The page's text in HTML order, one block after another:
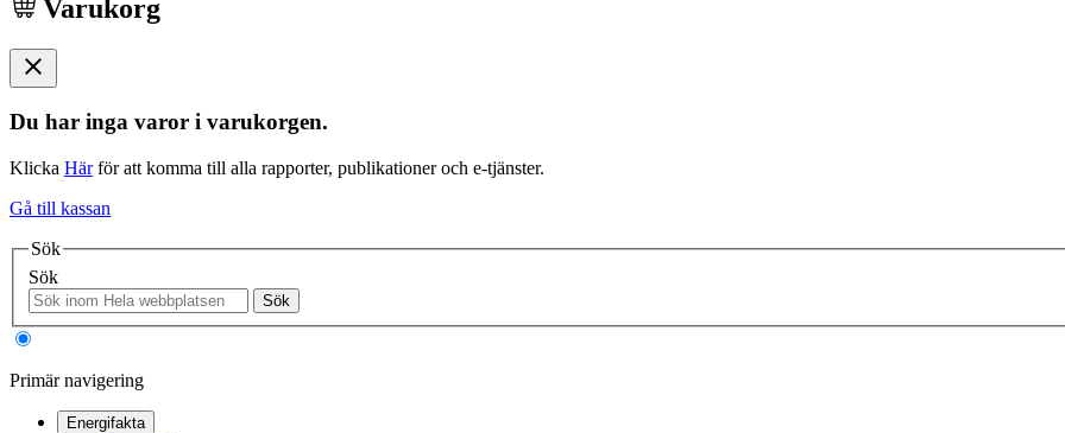
Varukorg
Du har inga varor i varukorgen.
Klicka Härför att komma till alla rapporter, publikationer och e-tjänster.
Gå till kassan
Sök
Sök
Sök
Primär navigering
Energifakta